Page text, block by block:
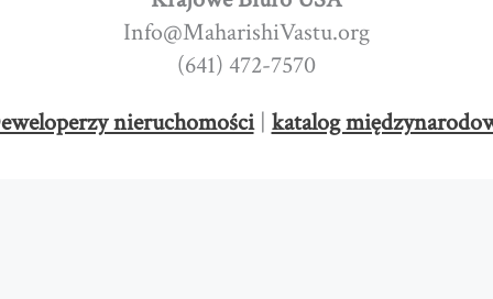
Info@MaharishiVastu.org
(641) 472-7570
nieruchomości | katalog